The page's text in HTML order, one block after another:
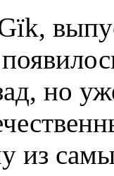
но
из